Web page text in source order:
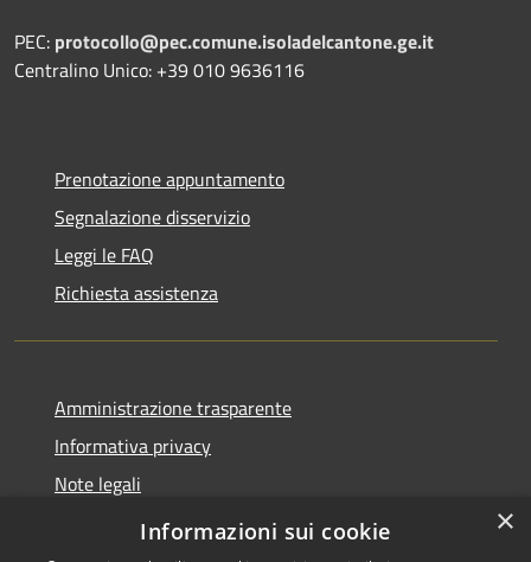
PEC: protocollo@pec.comune.isoladelcantone.ge.it
Centralino Unico: +39 010 9636116
Prenotazione appuntamento
Segnalazione disservizio
Leggi le FAQ
Richiesta assistenza
Amministrazione trasparente
Informativa privacy
Note legali
Dichiarazione di accessibilità
×
Informazioni sui cookie